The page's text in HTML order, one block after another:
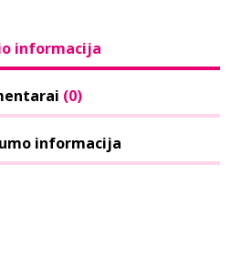
informacija
(0)
informacija